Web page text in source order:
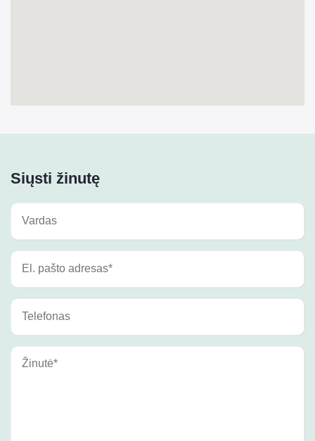
Siųsti žinutę